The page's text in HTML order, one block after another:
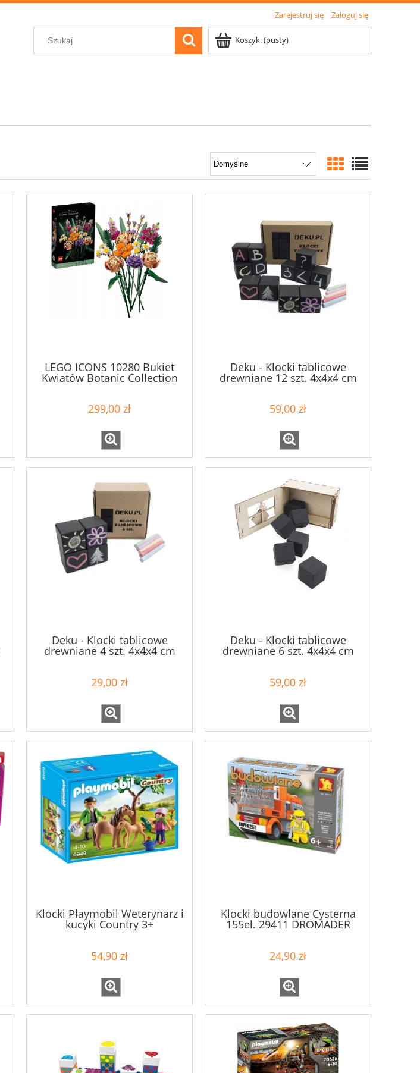
Zarejestruj się Zaloguj się
Koszyk:(pusty)
LEGO ICONS 10280 Bukiet
Kwiatów Botanic Collection
299,00 zł
Deku - Klocki tablicowe
drewniane 12 szt. 4x4x4 cm
59,00 zł
Deku - Klocki tablicowe
drewniane 4 szt. 4x4x4 cm
29,00 zł
Deku - Klocki tablicowe
drewniane 6 szt. 4x4x4 cm
59,00 zł
Klocki Playmobil Weterynarz i
kucyki Country 3+
54,90 zł
Klocki budowlane Cysterna
155el. 29411 DROMADER
24,90 zł